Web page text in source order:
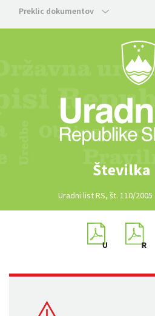
Preklic dokumentov
Številka
Uradni list RS, št. 110/2005